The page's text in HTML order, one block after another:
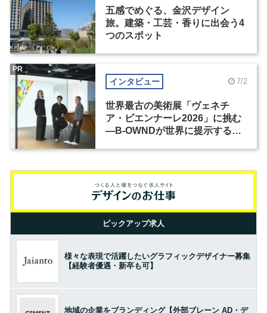
五感でめぐる、金沢デザイン
旅。建築・工芸・香りに出会う4
つのスポット
インタビュー 7/2
世界最古の美術展「ヴェネチ
ア・ビエンナーレ2026」に挑む
―B-OWNDが世界に提示する美
PR
ピックアップ求人
様々な表現で活躍したいグラフィックデザイナー募集
【経験者優遇・新卒も可】
地域の企業をブランディング【外部ブレーン AD・デ